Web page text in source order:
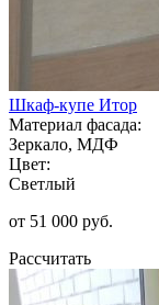
Шкаф-купе Итор
Материал фасада:
Зеркало, МДФ
Цвет:
Светлый
от 51 000 руб.
Рассчитать